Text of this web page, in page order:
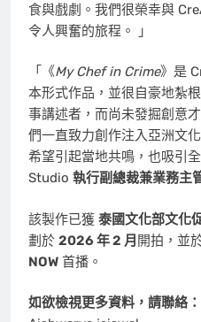
食與戲劇。我們很榮幸與
令人興奮的旅程。 」
「《My Chef in Crime》是
本形式作品，並很自豪地紮
事講述者，而尚未發掘創意
們一直致力創作注入亞洲文
希望引起當地共鳴，也吸引
Studio 執行副總裁兼業務主
該製作已獲 泰國文化部文化
劃於 2026 年 2 月 開拍，並
NOW 首播。
如欲檢視更多資料，請聯絡：